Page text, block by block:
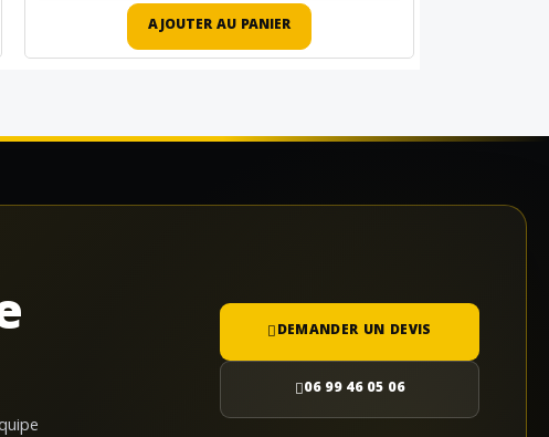
AJOUTER AU PANIER
DEMANDER UN DEVIS
06 99 46 05 06